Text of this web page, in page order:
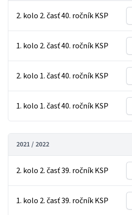
2. kolo 2. časť 40. ročník KSP
1. kolo 2. časť 40. ročník KSP
2. kolo 1. časť 40. ročník KSP
1. kolo 1. časť 40. ročník KSP
2021 / 2022
2. kolo 2. časť 39. ročník KSP
1. kolo 2. časť 39. ročník KSP